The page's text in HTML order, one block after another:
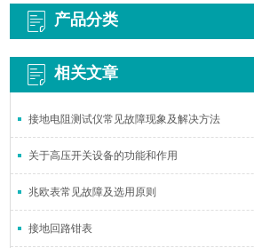
产品分类
相关文章
接地电阻测试仪常见故障现象及解决方法
关于高压开关设备的功能和作用
兆欧表常见故障及选用原则
接地回路钳表